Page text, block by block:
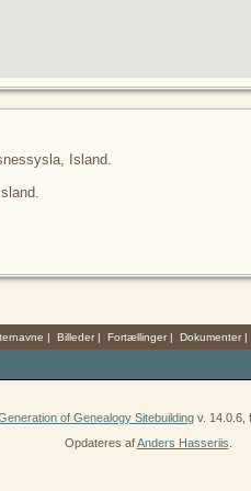
Island.
| Billeder| Fortællinger| Dokumenter|
of Genealogy Sitebuilding v. 14.0.6,
Opdateres afAnders Hasseriis